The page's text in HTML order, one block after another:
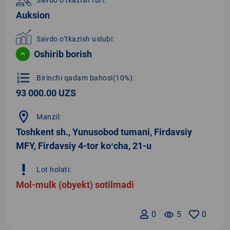
Auksion
Savdo o‘tkazish uslubi:
Oshirib borish
format_list_numbered Birinchi qadam bahosi(10%):
93 000.00 UZS
location_on Manzil:
Toshkent sh., Yunusobod tumani, Firdavsiy
MFY, Firdavsiy 4-tor koʻcha, 21-u
priority_high Lot holati:
Mol-mulk (obyekt) sotilmadi
0
remove_red_eye 5
0